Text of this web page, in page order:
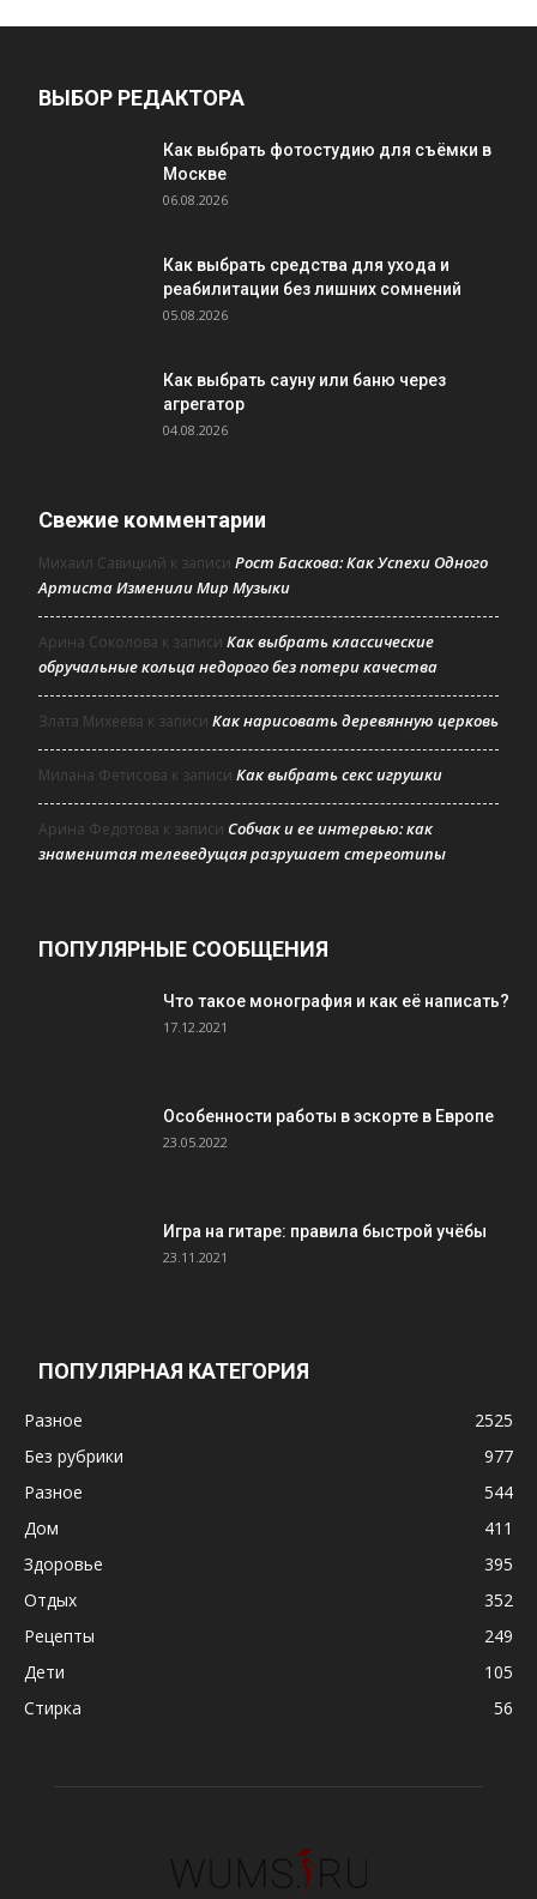
ВЫБОР РЕДАКТОРА
Как выбрать фотостудию для съёмки в
Москве
06.08.2026
Как выбрать средства для ухода и
реабилитации без лишних сомнений
05.08.2026
Как выбрать сауну или баню через
агрегатор
04.08.2026
Свежие комментарии
Михаил Савицкий к записи Рост Баскова: Как Успехи Одного
Артиста Изменили Мир Музыки
Арина Соколова к записи Как выбрать классические
обручальные кольца недорого без потери качества
Злата Михеева к записи Как нарисовать деревянную церковь
Милана Фетисова к записи Как выбрать секс игрушки
Арина Федотова к записи Собчак и ее интервью: как
знаменитая телеведущая разрушает стереотипы
ПОПУЛЯРНЫЕ СООБЩЕНИЯ
Что такое монография и как её написать?
17.12.2021
Особенности работы в эскорте в Европе
23.05.2022
Игра на гитаре: правила быстрой учёбы
23.11.2021
ПОПУЛЯРНАЯ КАТЕГОРИЯ
Разное
2525
Без рубрики
977
Разное
544
Дом
411
Здоровье
395
Отдых
352
Рецепты
249
Дети
105
Стирка
56